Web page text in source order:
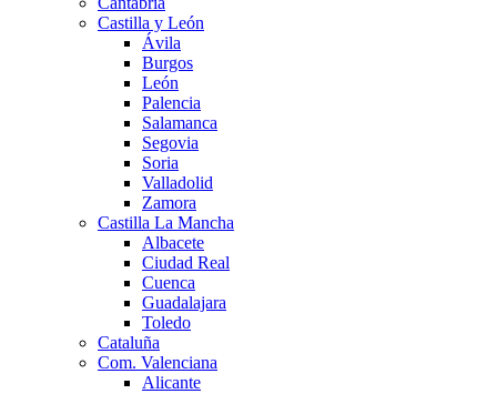
Castilla y León
Ávila
Burgos
León
Palencia
Salamanca
Segovia
Soria
Valladolid
Zamora
Castilla La Mancha
Albacete
Ciudad Real
Cuenca
Guadalajara
Toledo
Cataluña
Com. Valenciana
Alicante